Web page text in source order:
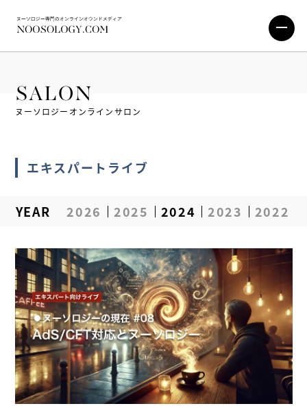
SALON
ヌーソロジーオンラインサロン
エキスパートライブ
YEAR 2026 2025 2024 2023 2022